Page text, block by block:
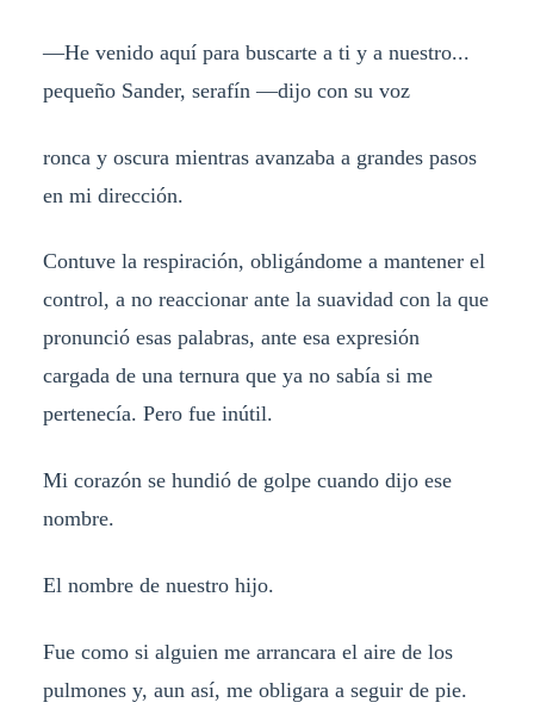
—He venido aquí para buscarte a ti y a nuestro...
pequeño Sander, serafín —dijo con su voz
ronca y oscura mientras avanzaba a grandes pasos
en mi dirección.
Contuve la respiración, obligándome a mantener el
control, a no reaccionar ante la suavidad con la que
pronunció esas palabras, ante esa expresión
cargada de una ternura que ya no sabía si me
pertenecía. Pero fue inútil.
Mi corazón se hundió de golpe cuando dijo ese
nombre.
El nombre de nuestro hijo.
Fue como si alguien me arrancara el aire de los
pulmones y, aun así, me obligara a seguir de pie.